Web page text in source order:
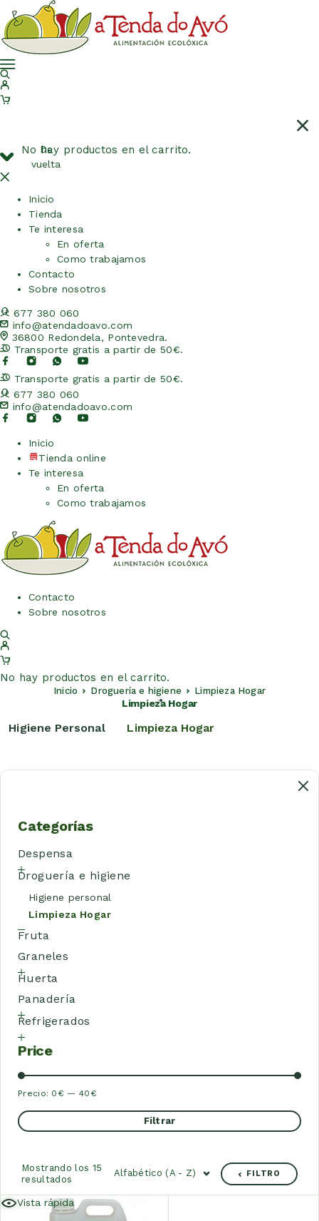
No hay productos en el carrito.
De
vuelta
Inicio
Tienda
Te interesa
En oferta
Como trabajamos
Contacto
Sobre nosotros
677 380 060
info@atendadoavo.com
36800 Redondela, Pontevedra.
Transporte gratis a partir de 50€.
Transporte gratis a partir de 50€.
677 380 060
info@atendadoavo.com
Inicio
Tienda online
Te interesa
En oferta
Como trabajamos
Contacto
Sobre nosotros
No hay productos en el carrito.
Inicio Droguería e higiene Limpieza Hogar
Limpieza Hogar
Higiene Personal Limpieza Hogar
Categorías
Despensa
Droguería e higiene
Higiene personal
Limpieza Hogar
Fruta
Graneles
Huerta
Panadería
Refrigerados
Price
Filtrar
Precio: 0€ — 40€
Mostrando los 15
resultados
Alfabético (A - Z) FILTRO
Vista rápida